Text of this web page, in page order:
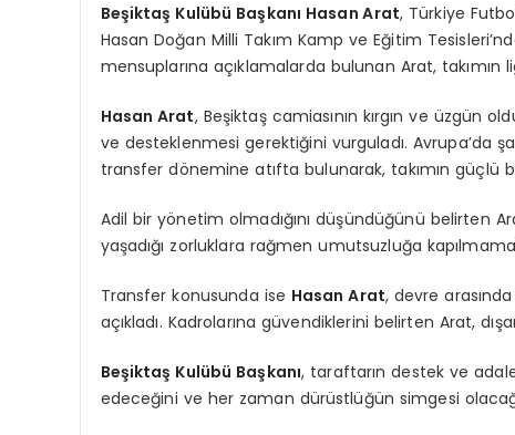
Beşiktaş Kulübü Başkanı Hasan Arat, Türkiye
Hasan Doğan Milli Takım Kamp ve Eğitim
mensuplarına açıklamalarda bulunan Arat,
Hasan Arat, Beşiktaş camiasının kırgın ve üzgün
ve desteklenmesi gerektiğini vurguladı. Avrupa’da
transfer dönemine atıfta bulunarak, takımın güçlü
Adil bir yönetim olmadığını düşündüğünü belirten
yaşadığı zorluklara rağmen umutsuzluğa
Transfer konusunda ise Hasan Arat, devre
açıkladı. Kadrolarına güvendiklerini belirten Arat,
Beşiktaş Kulübü Başkanı, taraftarın destek ve
edeceğini ve her zaman dürüstlüğün simgesi